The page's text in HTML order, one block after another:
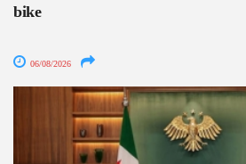
bike
06/08/2026